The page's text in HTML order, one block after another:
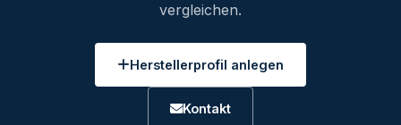
vergleichen.
Herstellerprofil anlegen
Kontakt